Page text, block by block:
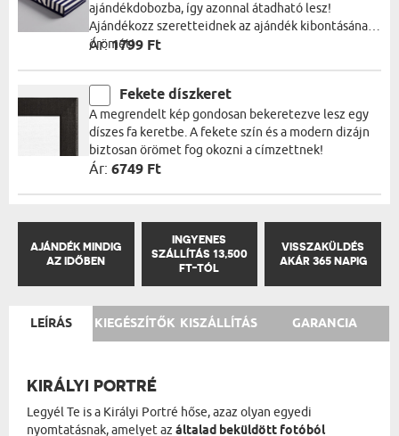
ajándékdobozba, így azonnal átadható lesz!
Ajándékozz szeretteidnek az ajándék kibontásának
örömét!
Ár:1799 Ft
Fekete díszkeret
A megrendelt kép gondosan bekeretezve lesz egy
díszes fa keretbe. A fekete szín és a modern dizájn
biztosan örömet fog okozni a címzettnek!
Ár: 6749 Ft
AJÁNDÉK MINDIG
AZ IDŐBEN
INGYENES
SZÁLLÍTÁS 13,500
FT-TÓL
VISSZAKÜLDÉS
AKÁR 365 NAPIG
LEÍRÁS KIEGÉSZÍTŐK KISZÁLLÍTÁS GARANCIA
KIRÁLYI PORTRÉ
Legyél Te is a Királyi Portré hőse, azaz olyan egyedi
nyomtatásnak, amelyet az általad beküldött fotóból